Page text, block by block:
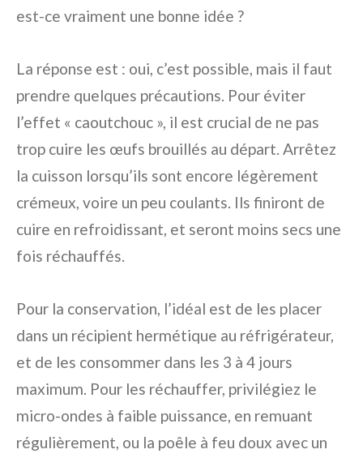
est-ce vraiment une bonne idée ?
La réponse est : oui, c’est possible, mais il faut
prendre quelques précautions. Pour éviter
l’effet « caoutchouc », il est crucial de ne pas
trop cuire les œufs brouillés au départ. Arrêtez
la cuisson lorsqu’ils sont encore légèrement
crémeux, voire un peu coulants. Ils finiront de
cuire en refroidissant, et seront moins secs une
fois réchauffés.
Pour la conservation, l’idéal est de les placer
dans un récipient hermétique au réfrigérateur,
et de les consommer dans les 3 à 4 jours
maximum. Pour les réchauffer, privilégiez le
micro-ondes à faible puissance, en remuant
régulièrement, ou la poêle à feu doux avec un